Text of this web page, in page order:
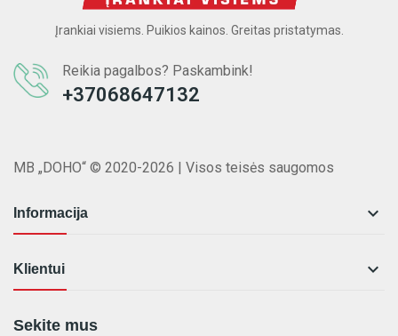
Įrankiai visiems. Puikios kainos. Greitas pristatymas.
Reikia pagalbos? Paskambink!
+37068647132
MB „DOHO“ © 2020-2026 | Visos teisės saugomos
Informacija 
Klientui 
Sekite mus